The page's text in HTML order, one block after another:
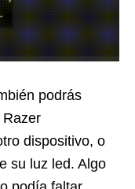
podrás
dispositivo, o
su luz led. Algo